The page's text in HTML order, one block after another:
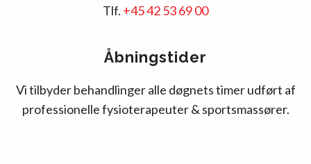
Tlf. +45 42 53 69 00
Åbningstider
Vi tilbyder behandlinger alle døgnets timer udført af
professionelle fysioterapeuter & sportsmassører.